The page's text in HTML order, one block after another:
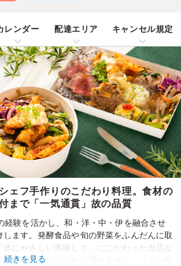
レンダー 配達エリア キャンセル規定
ェフ手作りのこだわり料理。食材の
まで「一気通貫」故の品質
経験を活かし、和・洋・中・伊を融合させ
ます。発酵食品や旬の野菜をふんだんに取
にやさしい美味しさ」にこだわった当店な
い。野菜がしっかり摂れますが、メイン料
続きを見る